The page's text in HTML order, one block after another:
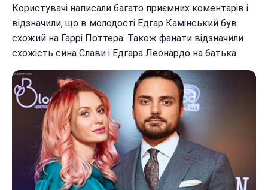
Користувачі написали багато приємних коментарів і
відзначили, що в молодості Едгар Камінський був
схожий на Гаррі Поттера. Також фанати відзначили
схожість сина Слави і Едгара Леонардо на батька.